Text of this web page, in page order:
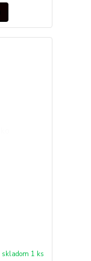
skladom 1 ks